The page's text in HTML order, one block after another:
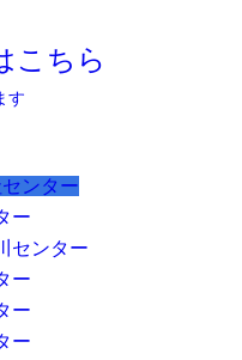
こちら
す
ンター
ー
センター
ー
ー
ー